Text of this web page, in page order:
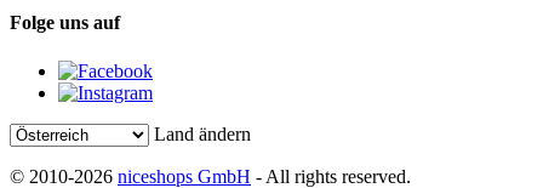
Folge uns auf
Land ändern
© 2010-2026 niceshops GmbH - All rights reserved.